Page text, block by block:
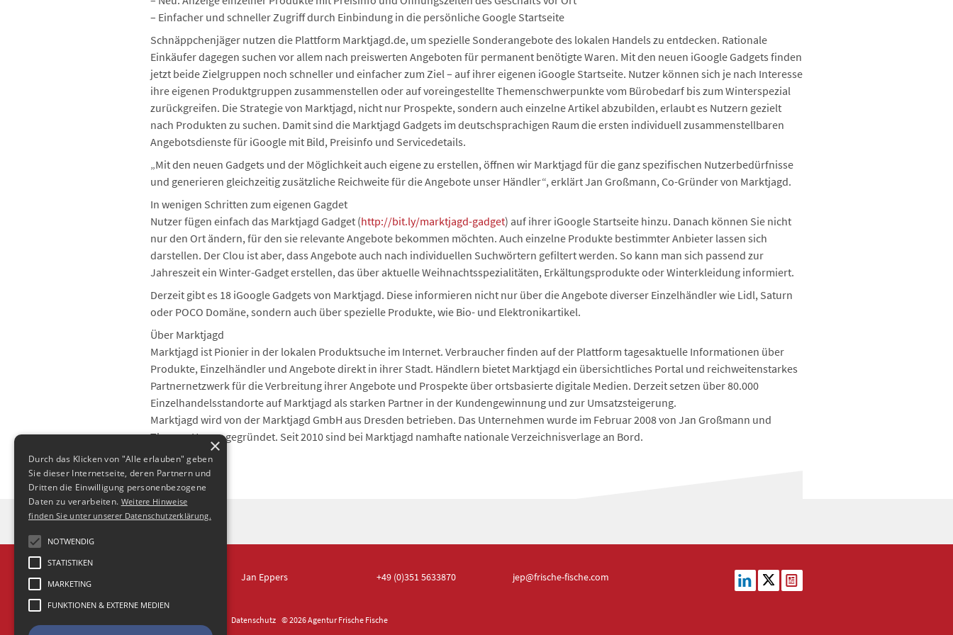
– Einfacher und schneller Zugriff durch Einbindung in die persönliche Google Startseite
Schnäppchenjäger nutzen die Plattform Marktjagd.de, um spezielle Sonderangebote des lokalen Handels zu entdecken. Rationale
Einkäufer dagegen suchen vor allem nach preiswerten Angeboten für permanent benötigte Waren. Mit den neuen iGoogle Gadgets finden
jetzt beide Zielgruppen noch schneller und einfacher zum Ziel – auf ihrer eigenen iGoogle Startseite. Nutzer können sich je nach Interesse
ihre eigenen Produktgruppen zusammenstellen oder auf voreingestellte Themenschwerpunkte vom Bürobedarf bis zum Winterspezial
zurückgreifen. Die Strategie von Marktjagd, nicht nur Prospekte, sondern auch einzelne Artikel abzubilden, erlaubt es Nutzern gezielt
nach Produkten zu suchen. Damit sind die Marktjagd Gadgets im deutschsprachigen Raum die ersten individuell zusammenstellbaren
Angebotsdienste für iGoogle mit Bild, Preisinfo und Servicedetails.
„Mit den neuen Gadgets und der Möglichkeit auch eigene zu erstellen, öffnen wir Marktjagd für die ganz spezifischen Nutzerbedürfnisse
und generieren gleichzeitig zusätzliche Reichweite für die Angebote unser Händler“, erklärt Jan Großmann, Co-Gründer von Marktjagd.
In wenigen Schritten zum eigenen Gagdet
Nutzer fügen einfach das Marktjagd Gadget (http://bit.ly/marktjagd-gadget) auf ihrer iGoogle Startseite hinzu. Danach können Sie nicht
nur den Ort ändern, für den sie relevante Angebote bekommen möchten. Auch einzelne Produkte bestimmter Anbieter lassen sich
darstellen. Der Clou ist aber, dass Angebote auch nach individuellen Suchwörtern gefiltert werden. So kann man sich passend zur
Jahreszeit ein Winter-Gadget erstellen, das über aktuelle Weihnachtsspezialitäten, Erkältungsprodukte oder Winterkleidung informiert.
Derzeit gibt es 18 iGoogle Gadgets von Marktjagd. Diese informieren nicht nur über die Angebote diverser Einzelhändler wie Lidl, Saturn
oder POCO Domäne, sondern auch über spezielle Produkte, wie Bio- und Elektronikartikel.
Über Marktjagd
Marktjagd ist Pionier in der lokalen Produktsuche im Internet. Verbraucher finden auf der Plattform tagesaktuelle Informationen über
Produkte, Einzelhändler und Angebote direkt in ihrer Stadt. Händlern bietet Marktjagd ein übersichtliches Portal und reichweitenstarkes
Partnernetzwerk für die Verbreitung ihrer Angebote und Prospekte über ortsbasierte digitale Medien. Derzeit setzen über 80.000
Einzelhandelsstandorte auf Marktjagd als starken Partner in der Kundengewinnung und zur Umsatzsteigerung.
Marktjagd wird von der Marktjagd GmbH aus Dresden betrieben. Das Unternehmen wurde im Februar 2008 von Jan Großmann und
Thomas Harzer gegründet. Seit 2010 sind bei Marktjagd namhafte nationale Verzeichnisverlage an Bord.
Jan Eppers +49 (0)3515633870 jep@frische-fische.com
Datenschutz © 2026 Agentur Frische Fische
×
Durch das Klicken von "Alle erlauben" geben
Sie dieser Internetseite, deren Partnern und
Dritten die Einwilligung personenbezogene
Daten zu verarbeiten. Weitere Hinweise
finden Sie unter unserer Datenschutzerklärung.
NOTWENDIG
STATISTIKEN
MARKETING
FUNKTIONEN & EXTERNE MEDIEN